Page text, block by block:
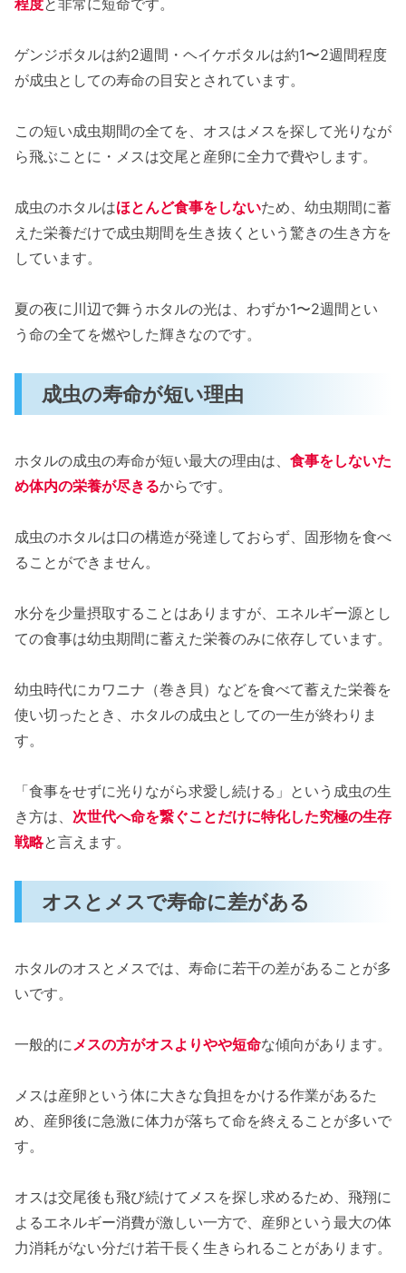
程度と非常に短命です。
ゲンジボタルは約2週間・ヘイケボタルは約1〜2週間程度
が成虫としての寿命の目安とされています。
この短い成虫期間の全てを、オスはメスを探して光りなが
ら飛ぶことに・メスは交尾と産卵に全力で費やします。
成虫のホタルはほとんど食事をしないため、幼虫期間に蓄
えた栄養だけで成虫期間を生き抜くという驚きの生き方を
しています。
夏の夜に川辺で舞うホタルの光は、わずか1〜2週間とい
う命の全てを燃やした輝きなのです。
成虫の寿命が短い理由
ホタルの成虫の寿命が短い最大の理由は、 食事をしないた
め体内の栄養が尽きるからです。
成虫のホタルは口の構造が発達しておらず、固形物を食べ
ることができません。
水分を少量摂取することはありますが、エネルギー源とし
ての食事は幼虫期間に蓄えた栄養のみに依存しています。
幼虫時代にカワニナ（巻き貝）などを食べて蓄えた栄養を
使い切ったとき、ホタルの成虫としての一生が終わりま
す。
「食事をせずに光りながら求愛し続ける」という成虫の生
き方は、 次世代へ命を繋ぐことだけに特化した究極の生存
戦略と言えます。
オスとメスで寿命に差がある
ホタルのオスとメスでは、寿命に若干の差があることが多
いです。
一般的にメスの方がオスよりやや短命な傾向があります。
メスは産卵という体に大きな負担をかける作業があるた
め、産卵後に急激に体力が落ちて命を終えることが多いで
す。
オスは交尾後も飛び続けてメスを探し求めるため、飛翔に
よるエネルギー消費が激しい一方で、産卵という最大の体
力消耗がない分だけ若干長く生きられることがあります。